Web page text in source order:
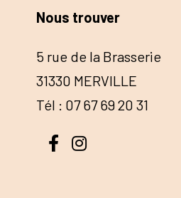
Nous trouver
5 rue de la Brasserie
31330 MERVILLE
Tél : 07 67 69 20 31